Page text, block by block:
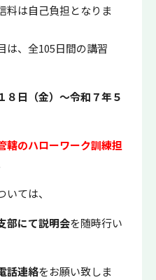
料は自己負担となりま
全105日間の講習
日（金）～令和７年５
轄のハローワーク訓練担
ては、
部にて説明会を随時行い
話連絡をお願い致しま